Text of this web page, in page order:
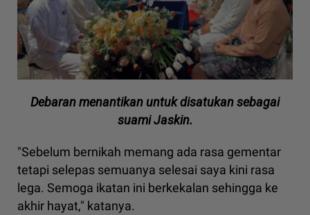
Debaran menantikan untuk disatukan sebagai
suami Jaskin.
"Sebelum bernikah memang ada rasa gementar
tetapi selepas semuanya selesai saya kini rasa
lega. Semoga ikatan ini berkekalan sehingga ke
akhir hayat," katanya.